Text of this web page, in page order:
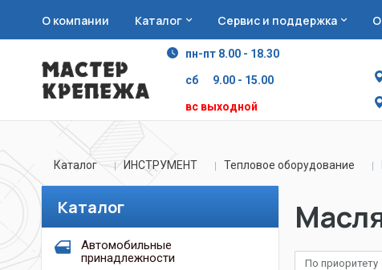
О компании Каталог Сервис и поддержка
пн-пт 8.00 - 18.30
сб 9.00 - 15.00
вс выходной
Каталог ИНСТРУМЕНТ Тепловое оборудование
Каталог
Автомобильные
принадлежности
По приоритету